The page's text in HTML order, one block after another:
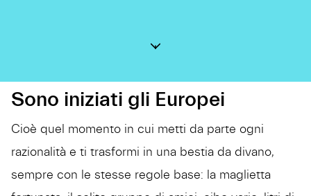
Sono iniziati gli Europei
Cioè quel momento in cui metti da parte ogni
razionalità e ti trasformi in una bestia da divano,
sempre con le stesse regole base: la maglietta